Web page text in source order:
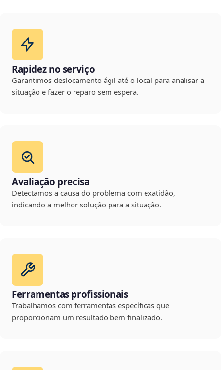
Rapidez no serviço
Garantimos deslocamento ágil até o local para analisar a
situação e fazer o reparo sem espera.
Avaliação precisa
Detectamos a causa do problema com exatidão,
indicando a melhor solução para a situação.
Ferramentas profissionais
Trabalhamos com ferramentas específicas que
proporcionam um resultado bem finalizado.